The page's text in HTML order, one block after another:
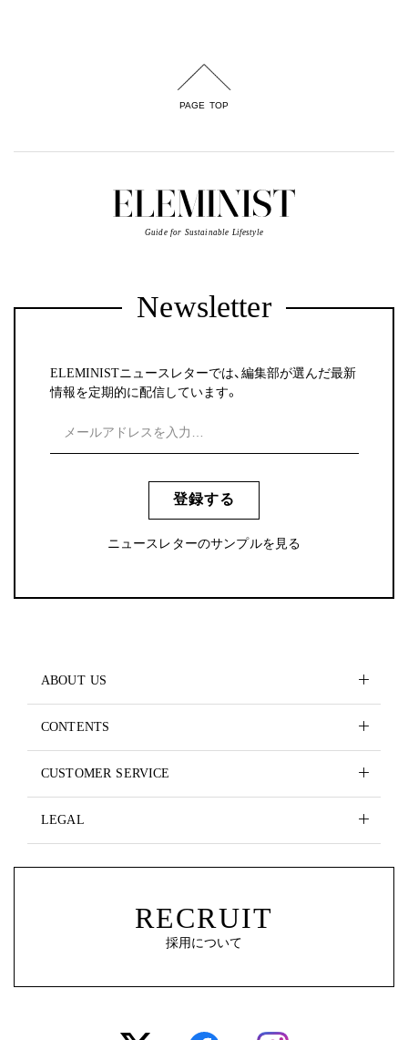
PAGE TOP
Guide for Sustainable Lifestyle
Newsletter
ELEMINISTニュースレターでは、編集部が選んだ最新
情報を定期的に配信しています。
登録する
ニュースレターのサンプルを見る
ABOUT US
CONTENTS
CUSTOMER SERVICE
LEGAL
RECRUIT
採用について